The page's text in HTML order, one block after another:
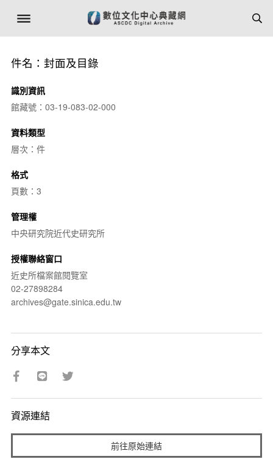
件名：封面及目錄
識別資訊
館藏號：03-19-083-02-000
資料類型
層次：件
格式
頁數：3
管理權
中央研究院近代史研究所
授權聯絡窗口
近史所檔案館閱覽室
02-27898284
archives@gate.sinica.edu.tw
分享本文
資源連結
前往原始連結